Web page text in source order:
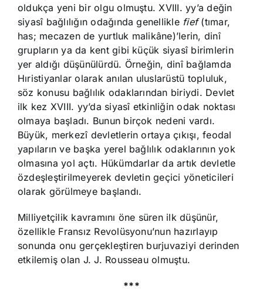
oldukça yeni bir olgu olmuştu. XVIII. yy’a değin
siyasî bağlılığın odağında genellikle fief(tımar,
has; mecazen de yurtluk malikâne)’lerin, dinî
grupların ya da kent gibi küçük siyasî birimlerin
yer aldığı düşünülürdü. Örneğin, dinî bağlamda
Hıristiyanlar olarak anılan uluslarüstü topluluk,
söz konusu bağlılık odaklarından biriydi. Devlet
ilk kez XVIII. yy’da siyasî etkinliğin odak noktası
olmaya başladı. Bunun birçok nedeni vardı.
Büyük, merkezî devletlerin ortaya çıkışı, feodal
yapıların ve başka yerel bağlılık odaklarının yok
olmasına yol açtı. Hükümdarlar da artık devletle
özdeşleştirilmeyerek devletin geçici yöneticileri
olarak görülmeye başlandı.
Milliyetçilik kavramını öne süren ilk düşünür,
özellikle Fransız Revolüsyonu’nun hazırlayıp
sonunda onu gerçekleştiren burjuvaziyi derinden
etkilemiş olan J. J. Rousseau olmuştu.
***